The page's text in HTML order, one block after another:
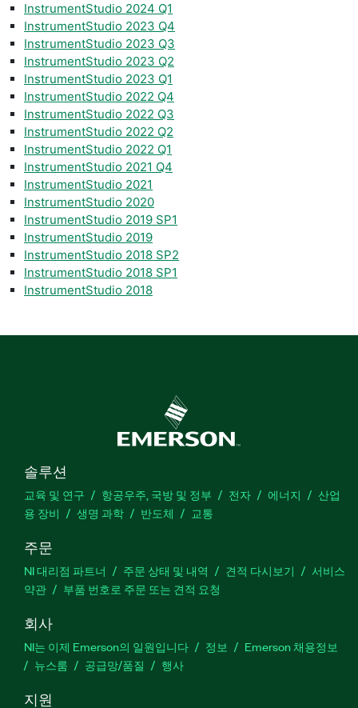
InstrumentStudio 2024 Q1
InstrumentStudio 2023 Q4
InstrumentStudio 2023 Q3
InstrumentStudio 2023 Q2
InstrumentStudio 2023 Q1
InstrumentStudio 2022 Q4
InstrumentStudio 2022 Q3
InstrumentStudio 2022 Q2
InstrumentStudio 2022 Q1
InstrumentStudio 2021 Q4
InstrumentStudio 2021
InstrumentStudio 2020
InstrumentStudio 2019 SP1
InstrumentStudio 2019
InstrumentStudio 2018 SP2
InstrumentStudio 2018 SP1
InstrumentStudio 2018
솔루션
교육 및 연구 항공우주, 국방 및 정부 전자 에너지
산업
용 장비
생명 과학 반도체 교통
주문
NI 대리점 파트너 주문 상태 및 내역 견적 다시보기
서비스
약관
부품 번호로 주문 또는 견적 요청
회사
NI는 이제 Emerson의 일원입니다 정보
Emerson 채용정보
뉴스룸
공급망/품질 행사
지원